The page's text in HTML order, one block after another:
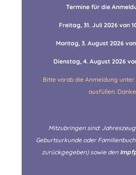
Termine für die
Freitag, 31. Juli 2026 von
Montag, 3. August 2026
Dienstag, 4. August 2026
Bitte vorab die Anmeldung unter
ausfüllen.
Mitzubringen sind:
Geburtsurkunde oder
zurückgegeben) sowie den